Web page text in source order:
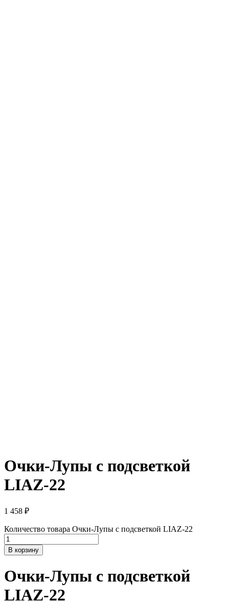
Очки-Лупы c подсветкой
LIAZ-22
1 458 ₽
Количество товара Очки-Лупы c подсветкой LIAZ-22
В корзину
Очки-Лупы c подсветкой
LIAZ-22